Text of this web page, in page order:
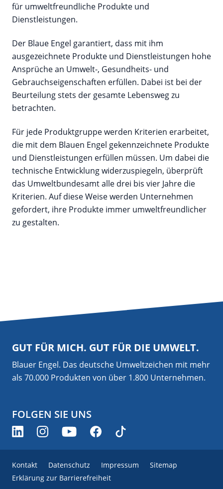
für umweltfreundliche Produkte und
Dienstleistungen.
Der Blaue Engel garantiert, dass mit ihm
ausgezeichnete Produkte und Dienstleistungen hohe
Ansprüche an Umwelt-, Gesundheits- und
Gebrauchseigenschaften erfüllen. Dabei ist bei der
Beurteilung stets der gesamte Lebensweg zu
betrachten.
Für jede Produktgruppe werden Kriterien erarbeitet,
die mit dem Blauen Engel gekennzeichnete Produkte
und Dienstleistungen erfüllen müssen. Um dabei die
technische Entwicklung widerzuspiegeln, überprüft
das Umweltbundesamt alle drei bis vier Jahre die
Kriterien. Auf diese Weise werden Unternehmen
gefordert, ihre Produkte immer umweltfreundlicher
zu gestalten.
GUT FÜR MICH. GUT FÜR DIE UMWELT.
Blauer Engel. Das deutsche Umweltzeichen mit mehr
als 70.000 Produkten von über 1.800 Unternehmen.
FOLGEN SIE UNS
Kontakt Datenschutz Impressum
Sitemap
Erklärung zur Barrierefreiheit